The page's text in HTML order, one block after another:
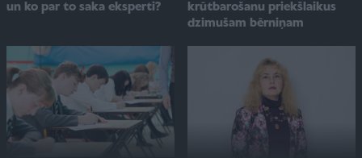
un ko par to saka eksperti?
krūtbarošanu priekšlaikus
dzimušam bērniņam